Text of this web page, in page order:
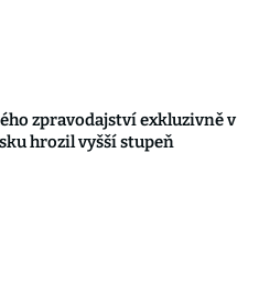
zpravodajství exkluzivně v
hrozil vyšší stupeň